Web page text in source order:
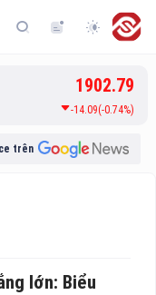
1902.79
-14.09(-0.74%)
trên
lớn: Biểu